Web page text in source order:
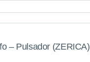
– Pulsador (ZERICA)